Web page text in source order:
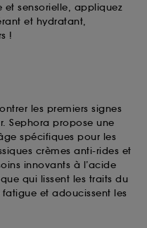
et sensorielle, appliquez
et hydratant,
!
les premiers signes
Sephora propose une
spécifiques pour les
crèmes anti-rides et
innovants à l’acide
qui lissent les traits du
et adoucissent les